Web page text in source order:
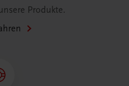
Produkte.